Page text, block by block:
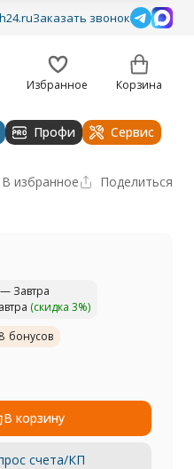
Заказать звонок
Избранное Корзина
техника
Профи Сервис
В избранное Поделиться
— Завтра
(скидка 3%)
бонусов
В корзину
счета/КП